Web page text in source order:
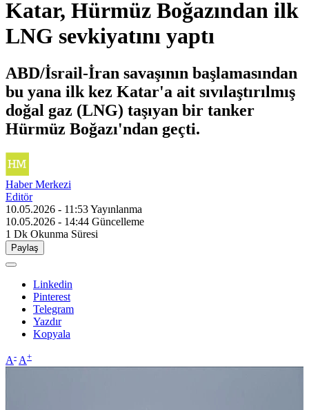
Katar, Hürmüz Boğazından ilk
LNG sevkiyatını yaptı
ABD/İsrail-İran savaşının başlamasından
bu yana ilk kez Katar'a ait sıvılaştırılmış
doğal gaz (LNG) taşıyan bir tanker
Hürmüz Boğazı'ndan geçti.
Haber Merkezi
Editör
10.05.2026 - 11:53Yayınlanma
10.05.2026 - 14:44 Güncelleme
1 Dk Okunma Süresi
Paylaş
Linkedin
Pinterest
Telegram
Yazdır
Kopyala
A- A+